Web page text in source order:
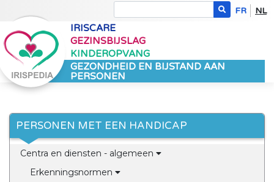
FR NL
IRISCARE
GEZINSBIJSLAG
KINDEROPVANG
GEZONDHEID EN BIJSTAND AAN
PERSONEN
PERSONEN MET EEN HANDICAP
Centra en diensten - algemeen
Erkenningsnormen